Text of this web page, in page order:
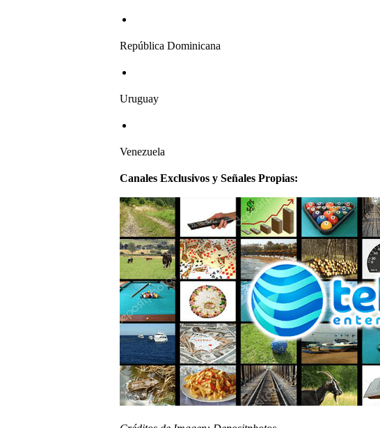
República Dominicana
Uruguay
Venezuela
Canales Exclusivos y Señales Propias: